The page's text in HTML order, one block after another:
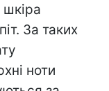
шкіра
За таких
ноти